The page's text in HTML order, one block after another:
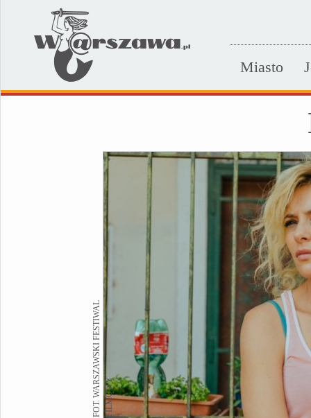
Miasto
F
O
T
.
W
A
R
S
Z
A
W
S
K
I
F
E
S
T
I
W
A
L
F
I
L
M
O
WY